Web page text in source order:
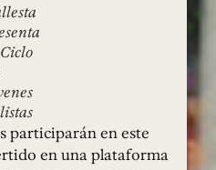
participarán en este
en una plataforma